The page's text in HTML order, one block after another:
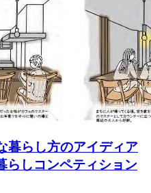
暮らし方のアイディア
しコンペティション